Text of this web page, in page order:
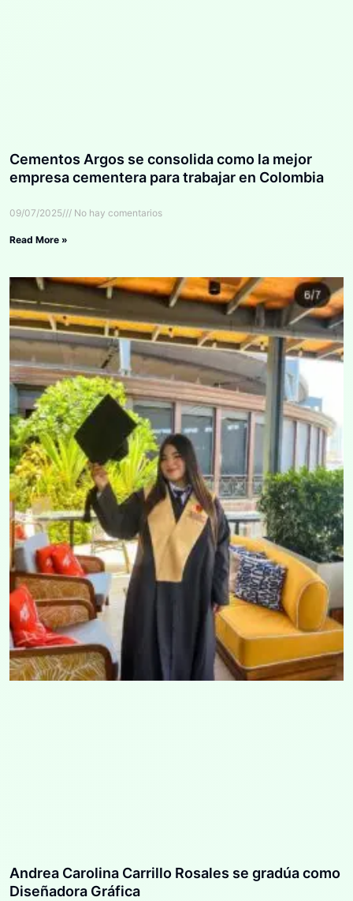
Cementos Argos se consolida como la mejor
empresa cementera para trabajar en Colombia
09/07/2025 No hay comentarios
Read More »
Andrea Carolina Carrillo Rosales se gradúa como
Diseñadora Gráfica